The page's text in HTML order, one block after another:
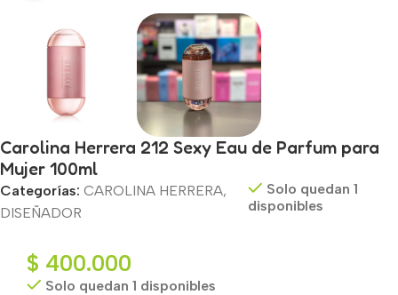
Carolina Herrera 212 Sexy Eau de Parfum para
Mujer 100ml
Categorías: CAROLINA HERRERA,
DISEÑADOR
Solo quedan 1
disponibles
$ 400.000
Solo quedan 1 disponibles